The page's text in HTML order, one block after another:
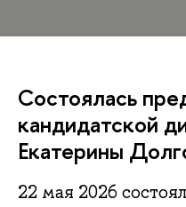
Состоялась
кандидатской
Екатерины
22 мая 2026